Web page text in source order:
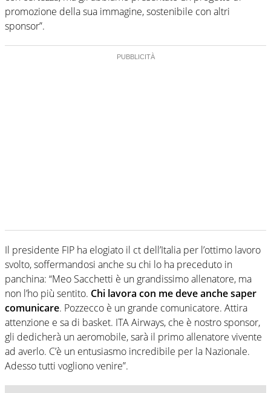
promozione della sua immagine, sostenibile con altri
sponsor”.
Il presidente FIP ha elogiato il ct dell’Italia per l’ottimo lavoro
svolto, soffermandosi anche su chi lo ha preceduto in
panchina: “Meo Sacchetti è un grandissimo allenatore, ma
non l’ho più sentito. Chi lavora con me deve anche saper
comunicare. Pozzecco è un grande comunicatore. Attira
attenzione e sa di basket. ITA Airways, che è nostro sponsor,
gli dedicherà un aeromobile, sarà il primo allenatore vivente
ad averlo. C’è un entusiasmo incredibile per la Nazionale.
Adesso tutti vogliono venire”.